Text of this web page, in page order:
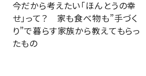
今だから考えたい「ほんとうの幸
せ」って？ 家も食べ物も”手づく
り”で暮らす家族から教えてもらっ
たもの